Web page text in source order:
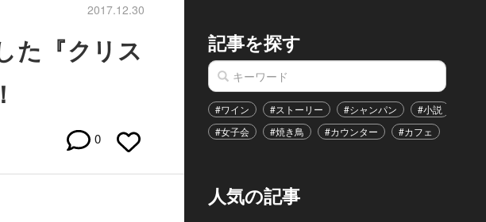
2017.12.30
た『クリス
0
記事を探す
#ワイン #ストーリー #シャンパン #小説
#女子会
#焼き鳥 #カウンター #カフェ
人気の記事